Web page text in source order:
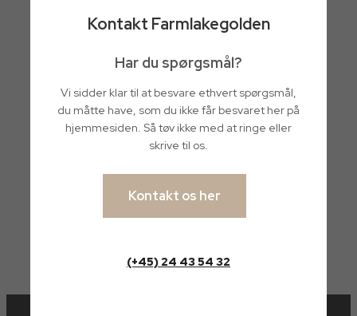
Kontakt Farmlakegolden
Har du spørgsmål?
Vi sidder klar til at besvare ethvert spørgsmål,
du måtte have, som du ikke får besvaret her på
hjemmesiden. Så tøv ikke med at ringe eller
skrive til os.
Kontakt os her
(+45) 24 43 54 32